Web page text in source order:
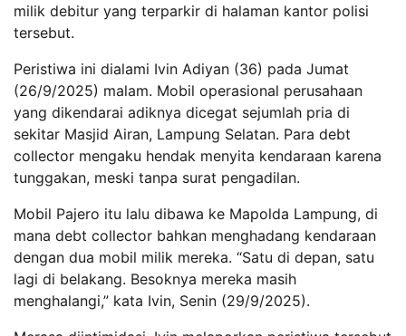
milik debitur yang terparkir di halaman kantor polisi
tersebut.
Peristiwa ini dialami Ivin Adiyan (36) pada Jumat
(26/9/2025) malam. Mobil operasional perusahaan
yang dikendarai adiknya dicegat sejumlah pria di
sekitar Masjid Airan, Lampung Selatan. Para debt
collector mengaku hendak menyita kendaraan karena
tunggakan, meski tanpa surat pengadilan.
Mobil Pajero itu lalu dibawa ke Mapolda Lampung, di
mana debt collector bahkan menghadang kendaraan
dengan dua mobil milik mereka. “Satu di depan, satu
lagi di belakang. Besoknya mereka masih
menghalangi,” kata Ivin, Senin (29/9/2025).